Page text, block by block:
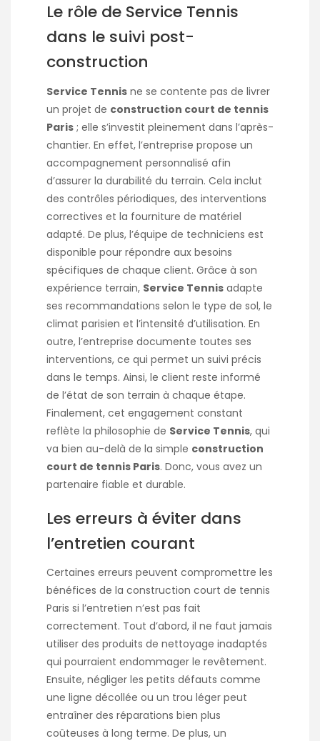
Le rôle de Service Tennis
dans le suivi post-
construction
Service Tennis ne se contente pas de livrer
un projet de construction court de tennis
Paris ; elle s’investit pleinement dans l’après-
chantier. En effet, l’entreprise propose un
accompagnement personnalisé afin
d’assurer la durabilité du terrain. Cela inclut
des contrôles périodiques, des interventions
correctives et la fourniture de matériel
adapté. De plus, l’équipe de techniciens est
disponible pour répondre aux besoins
spécifiques de chaque client. Grâce à son
expérience terrain, Service Tennis adapte
ses recommandations selon le type de sol, le
climat parisien et l’intensité d’utilisation. En
outre, l’entreprise documente toutes ses
interventions, ce qui permet un suivi précis
dans le temps. Ainsi, le client reste informé
de l’état de son terrain à chaque étape.
Finalement, cet engagement constant
reflète la philosophie de Service Tennis, qui
va bien au-delà de la simple construction
court de tennis Paris. Donc, vous avez un
partenaire fiable et durable.
Les erreurs à éviter dans
l’entretien courant
Certaines erreurs peuvent compromettre les
bénéfices de la construction court de tennis
Paris si l’entretien n’est pas fait
correctement. Tout d’abord, il ne faut jamais
utiliser des produits de nettoyage inadaptés
qui pourraient endommager le revêtement.
Ensuite, négliger les petits défauts comme
une ligne décollée ou un trou léger peut
entraîner des réparations bien plus
coûteuses à long terme. De plus, un